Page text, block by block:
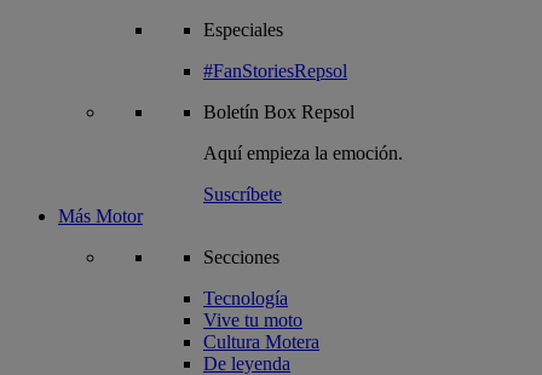
Especiales
#FanStoriesRepsol
Boletín Box Repsol
Aquí empieza la emoción.
Suscríbete
Más Motor
Secciones
Tecnología
Vive tu moto
Cultura Motera
De leyenda